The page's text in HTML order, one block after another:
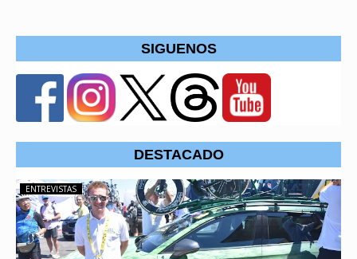
SIGUENOS
DESTACADO
ENTREVISTAS